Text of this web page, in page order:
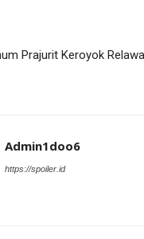
Prajurit Keroyok
Admin1doo6
https://spoiler.id